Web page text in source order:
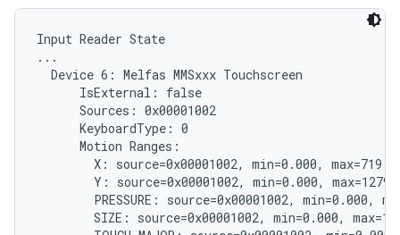
Input Reader State
...
  Device 6: Melfas MMSxxx Touchscreen
      IsExternal: false
      Sources: 0x00001002
      KeyboardType: 0
      Motion Ranges:
X: source=0x00001002, min=0.000,
Y: source=0x00001002, min=0.000,
PRESSURE: source=0x00001002, min=0.000,
SIZE: source=0x00001002, min=0.000,